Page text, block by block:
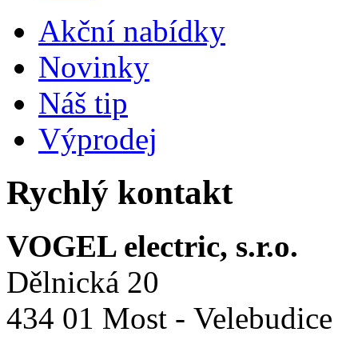
Akční nabídky
Novinky
Náš tip
Výprodej
Rychlý kontakt
VOGEL electric, s.r.o.
Dělnická 20
434 01 Most - Velebudice